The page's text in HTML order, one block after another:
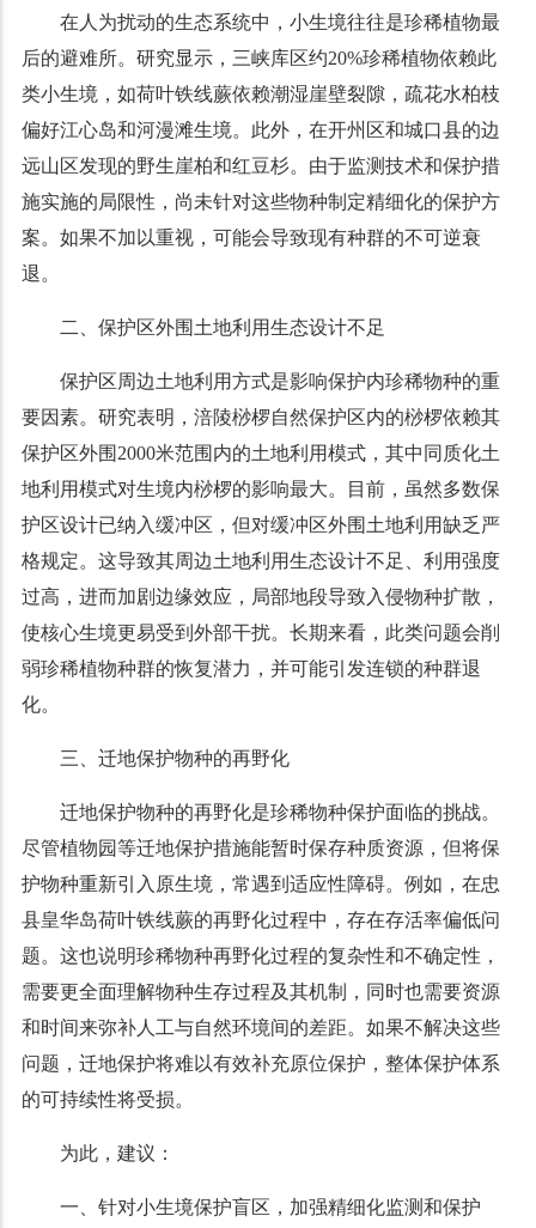
在人为扰动的生态系统中，小生境往往是珍稀植物最
后的避难所。研究显示，三峡库区约20%珍稀植物依赖此
类小生境，如荷叶铁线蕨依赖潮湿崖壁裂隙，疏花水柏枝
偏好江心岛和河漫滩生境。此外，在开州区和城口县的边
远山区发现的野生崖柏和红豆杉。由于监测技术和保护措
施实施的局限性，尚未针对这些物种制定精细化的保护方
案。如果不加以重视，可能会导致现有种群的不可逆衰
退。
二、保护区外围土地利用生态设计不足
保护区周边土地利用方式是影响保护内珍稀物种的重
要因素。研究表明，涪陵桫椤自然保护区内的桫椤依赖其
保护区外围2000米范围内的土地利用模式，其中同质化土
地利用模式对生境内桫椤的影响最大。目前，虽然多数保
护区设计已纳入缓冲区，但对缓冲区外围土地利用缺乏严
格规定。这导致其周边土地利用生态设计不足、利用强度
过高，进而加剧边缘效应，局部地段导致入侵物种扩散，
使核心生境更易受到外部干扰。长期来看，此类问题会削
弱珍稀植物种群的恢复潜力，并可能引发连锁的种群退
化。
三、迁地保护物种的再野化
迁地保护物种的再野化是珍稀物种保护面临的挑战。
尽管植物园等迁地保护措施能暂时保存种质资源，但将保
护物种重新引入原生境，常遇到适应性障碍。例如，在忠
县皇华岛荷叶铁线蕨的再野化过程中，存在存活率偏低问
题。这也说明珍稀物种再野化过程的复杂性和不确定性，
需要更全面理解物种生存过程及其机制，同时也需要资源
和时间来弥补人工与自然环境间的差距。如果不解决这些
问题，迁地保护将难以有效补充原位保护，整体保护体系
的可持续性将受损。
为此，建议：
一、针对小生境保护盲区，加强精细化监测和保护